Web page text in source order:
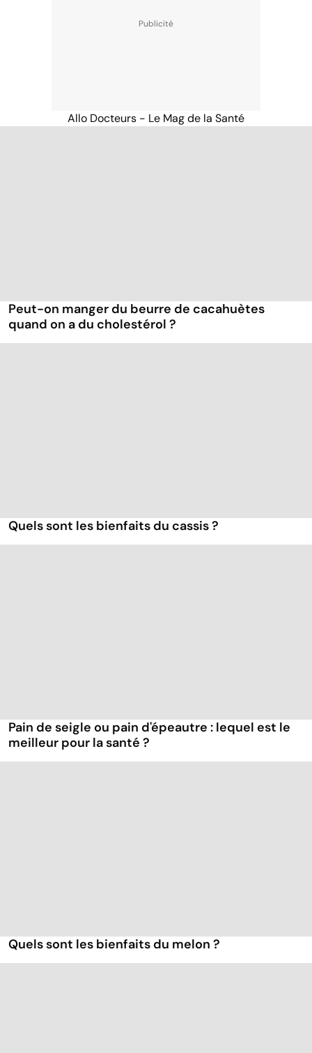
Allo Docteurs - Le Mag de la Santé
Peut-on manger du beurre de cacahuètes
quand on a du cholestérol ?
Quels sont les bienfaits du cassis ?
Pain de seigle ou pain d'épeautre : lequel est le
meilleur pour la santé ?
Quels sont les bienfaits du melon ?